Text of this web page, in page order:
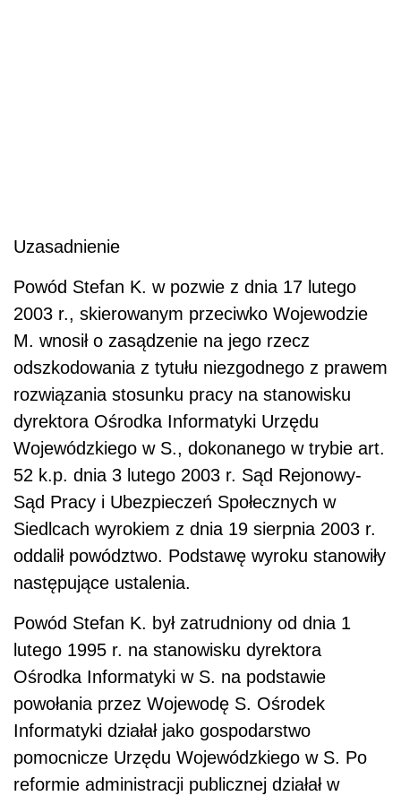
Uzasadnienie
Powód Stefan K. w pozwie z dnia 17 lutego
2003 r., skierowanym przeciwko Wojewodzie
M. wnosił o zasądzenie na jego rzecz
odszkodowania z tytułu niezgodnego z prawem
rozwiązania stosunku pracy na stanowisku
dyrektora Ośrodka Informatyki Urzędu
Wojewódzkiego w S., dokonanego w trybie art.
52 k.p. dnia 3 lutego 2003 r. Sąd Rejonowy-
Sąd Pracy i Ubezpieczeń Społecznych w
Siedlcach wyrokiem z dnia 19 sierpnia 2003 r.
oddalił powództwo. Podstawę wyroku stanowiły
następujące ustalenia.
Powód Stefan K. był zatrudniony od dnia 1
lutego 1995 r. na stanowisku dyrektora
Ośrodka Informatyki w S. na podstawie
powołania przez Wojewodę S. Ośrodek
Informatyki działał jako gospodarstwo
pomocnicze Urzędu Wojewódzkiego w S. Po
reformie administracji publicznej działał w